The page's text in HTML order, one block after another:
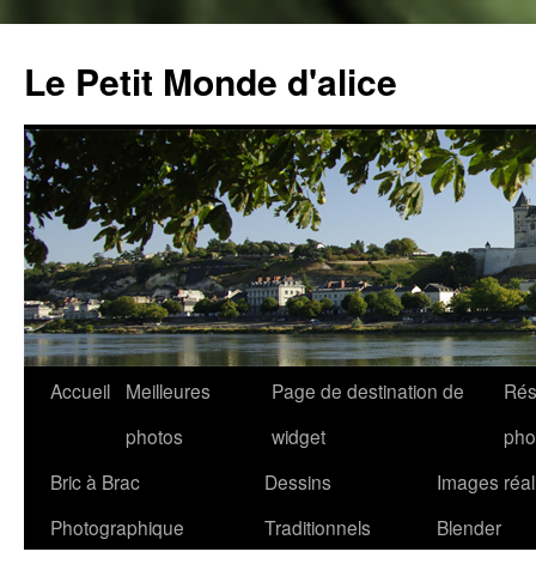
contenu
Le Petit Monde d'alice
Accueil
Meilleures
photos
Page de destination de
widget
Bric à Brac
Photographique
Dessins
Traditionnels
Images
Blender